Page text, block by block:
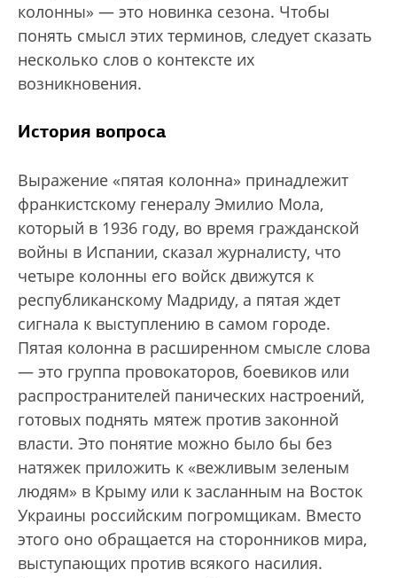
колонны» — это новинка сезона. Чтобы
понять смысл этих терминов, следует сказать
несколько слов о контексте их
возникновения.
История вопроса
Выражение «пятая колонна» принадлежит
франкистскому генералу Эмилио Мола,
который в 1936 году, во время гражданской
войны в Испании, сказал журналисту, что
четыре колонны его войск движутся к
республиканскому Мадриду, а пятая ждет
сигнала к выступлению в самом городе.
Пятая колонна в расширенном смысле слова
— это группа провокаторов, боевиков или
распространителей панических настроений,
готовых поднять мятеж против законной
власти. Это понятие можно было бы без
натяжек приложить к «вежливым зеленым
людям» в Крыму или к засланным на Восток
Украины российским погромщикам. Вместо
этого оно обращается на сторонников мира,
выступающих против всякого насилия.